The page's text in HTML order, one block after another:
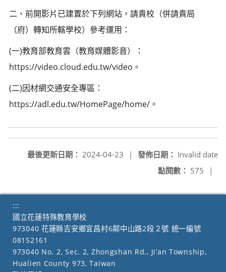
二、前開影片已建置於下列網站，請貴校（併請貴局
（府）轉知所轄學校）參考運用：
(一)教育部教育雲（教育媒體影音）：
https://video.cloud.edu.tw/video。
(二)因材網交通安全專區：
https://adl.edu.tw/HomePage/home/。
發佈日期： Invalid date
最後更新日期： 2024-04-23
|
點閱數： 575 |
:::
國立花蓮特殊教育學校
973040 花蓮縣吉安鄉宜昌村6鄰中山路2段２號 統一編號
08152161
973040 No. 2, Sec. 2, Zhongshan Rd., Ji’an Township,
Hualien County 973, Taiwan